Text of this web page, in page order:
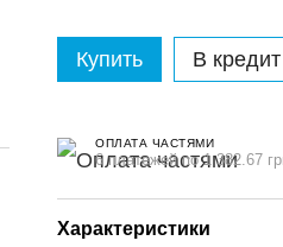
Купить В кредит
ОПЛАТА ЧАСТЯМИ
6 платежей по 1 382.67
Характеристики